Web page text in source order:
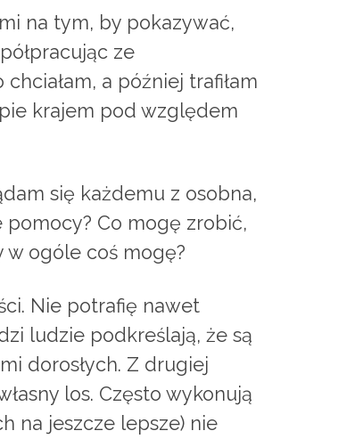
na tym, by pokazywać,
ze
a później trafiłam
krajem pod względem
się każdemu z osobna,
pomocy? Co mogę zrobić,
ogóle coś mogę?
Nie potrafię nawet
ludzie podkreślają, że są
dorosłych. Z drugiej
los. Często wykonują
na jeszcze lepsze) nie